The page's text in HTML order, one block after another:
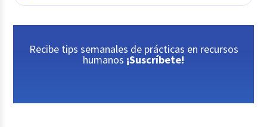
Recibe tips semanales de prácticas en recursos
humanos ¡Suscríbete!